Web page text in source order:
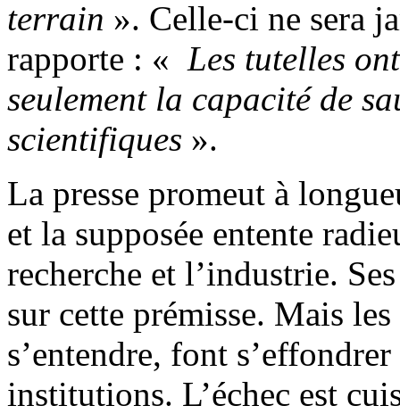
terrain ». Celle-ci ne sera
rapporte : « Les tutelles
seulement la capacité de
scientifiques ».
La presse promeut à
et la supposée entente
recherche et l’industrie.
sur cette prémisse. Mais
s’entendre, font
institutions. L’échec est